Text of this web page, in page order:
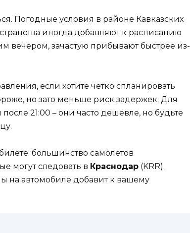
Погодные условия в районе Кавказских
иногда добавляют к расписанию
вечером, зачастую прибывают быстрее из-
если хотите чётко спланировать
но зато меньше риск задержек. Для
21:00 – они часто дешевле, но будьте
большинство самолётов
могут следовать в Краснодар (KRR).
на автомобиле добавит к вашему